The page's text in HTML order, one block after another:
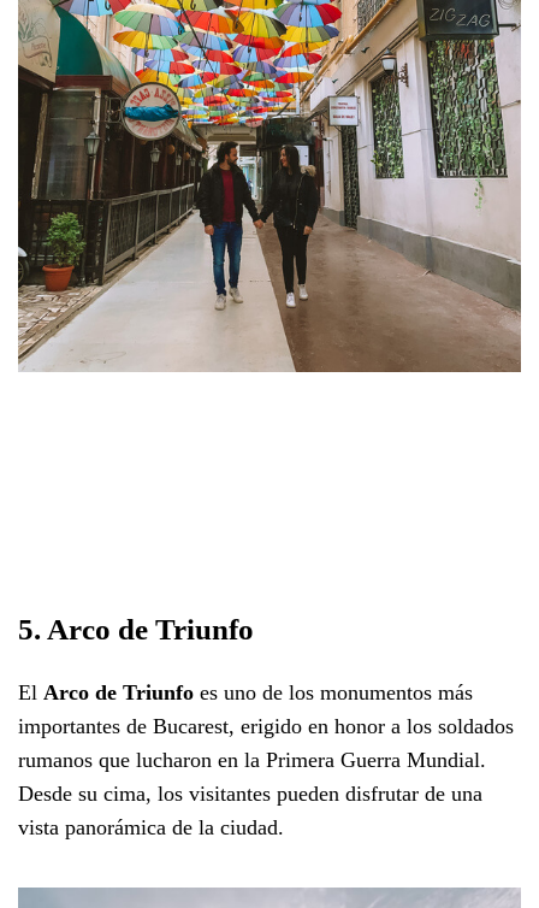
5. Arco de Triunfo
El Arco de Triunfo es uno de los monumentos más
importantes de Bucarest, erigido en honor a los soldados
rumanos que lucharon en la Primera Guerra Mundial.
Desde su cima, los visitantes pueden disfrutar de una
vista panorámica de la ciudad.